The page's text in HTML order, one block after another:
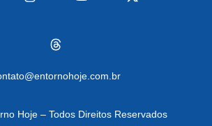
Hoje – Todos Direitos Reservados